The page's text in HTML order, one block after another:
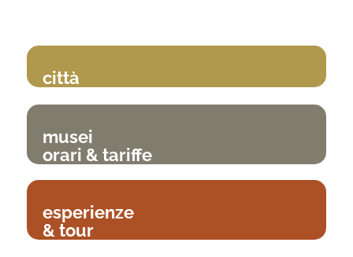
città
musei
orari & tariffe
esperienze
& tour